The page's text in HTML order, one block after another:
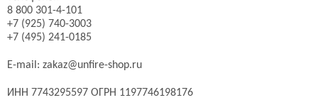
8 800 301-4-101
+7 (925) 740-3003
+7 (495) 241-0185
E-mail: zakaz@unfire-shop.ru
ИНН 7743295597 ОГРН 1197746198176